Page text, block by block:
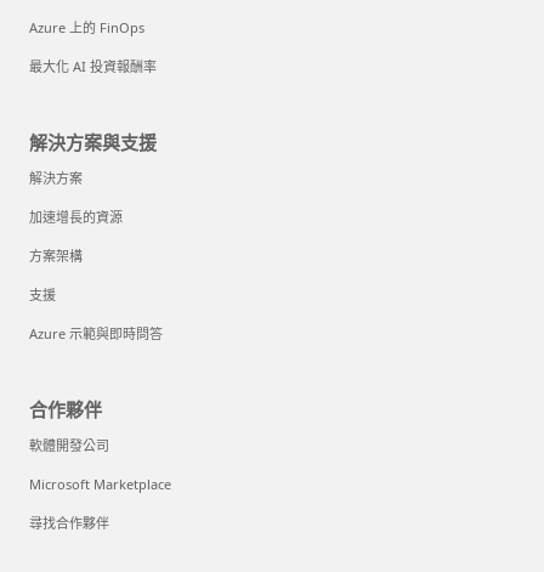
Azure 上的 FinOps
最大化 AI 投資報酬率
解決方案與支援
解決方案
加速增長的資源
方案架構
支援
Azure 示範與即時問答
合作夥伴
軟體開發公司
Microsoft Marketplace
尋找合作夥伴